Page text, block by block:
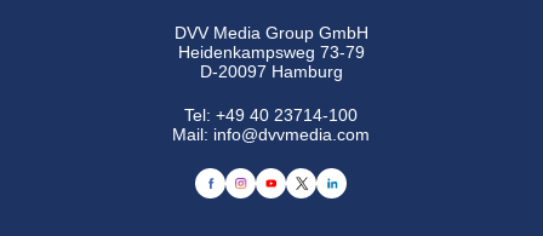
DVV Media Group GmbH
Heidenkampsweg 73-79
D-20097 Hamburg
Tel:+49 40 23714-100
Mail: info@dvvmedia.com